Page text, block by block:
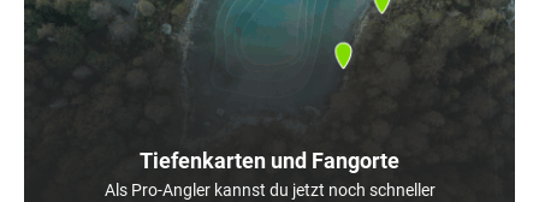
Tiefenkarten und Fangorte
Als Pro-Angler kannst du jetzt noch schneller